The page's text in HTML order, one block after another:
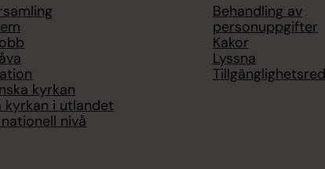
kyrkan
kyrkan i utlandet
nivå
Behandling av
personuppgifter
Kakor
Lyssna